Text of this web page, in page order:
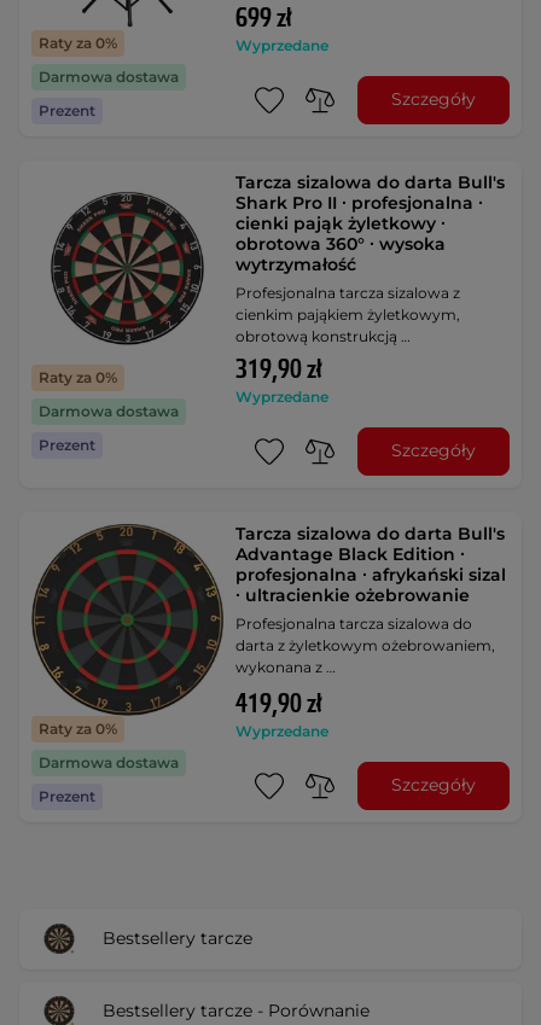
Raty za 0%
Darmowa dostawa
Prezent
699 zł
Wyprzedane
Szczegóły
Raty za 0%
Darmowa dostawa
Prezent
Tarcza sizalowa do darta Bull's
Shark Pro II ∙ profesjonalna ∙
cienki pająk żyletkowy ∙
obrotowa 360° ∙ wysoka
wytrzymałość
Profesjonalna tarcza sizalowa z
cienkim pająkiem żyletkowym,
obrotową konstrukcją …
319,90 zł
Wyprzedane
Szczegóły
Raty za 0%
Darmowa dostawa
Prezent
Tarcza sizalowa do darta Bull's
Advantage Black Edition ∙
profesjonalna ∙ afrykański sizal
∙ ultracienkie ożebrowanie
Profesjonalna tarcza sizalowa do
darta z żyletkowym ożebrowaniem,
wykonana z …
419,90 zł
Wyprzedane
Szczegóły
Bestsellery tarcze
Bestsellery tarcze - Porównanie